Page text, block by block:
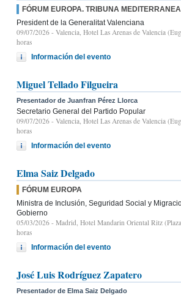
FÓRUM EUROPA. TRIBUNA MEDITERRANEA
President de la Generalitat Valenciana
09/07/2026 - Valencia, Hotel Las Arenas de Valencia
horas
Información del evento
Miguel Tellado Filgueira
Presentador de Juanfran Pérez Llorca
Secretario General del Partido Popular
09/07/2026 - Valencia, Hotel Las Arenas de Valencia
horas
Información del evento
Elma Saiz Delgado
FÓRUM EUROPA
Ministra de Inclusión, Seguridad Social y
Gobierno
05/03/2026 - Madrid, Hotel Mandarin Oriental Ritz
horas
Información del evento
José Luis Rodríguez Zapatero
Presentador de Elma Saiz Delgado